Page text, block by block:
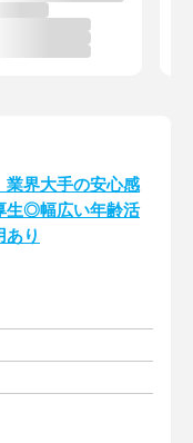
業界大手の安心感
生◎幅広い年齢活
り